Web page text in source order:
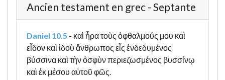
Ancien testament en grec - Septante
Daniel 10.5 - καὶ ἦρα τοὺς ὀφθαλμούς μου καὶ
εἶδον καὶ ἰδοὺ ἄνθρωπος εἷς ἐνδεδυμένος
βύσσινα καὶ τὴν ὀσφὺν περιεζωσμένος βυσσίνῳ
καὶ ἐκ μέσου αὐτοῦ φῶς.